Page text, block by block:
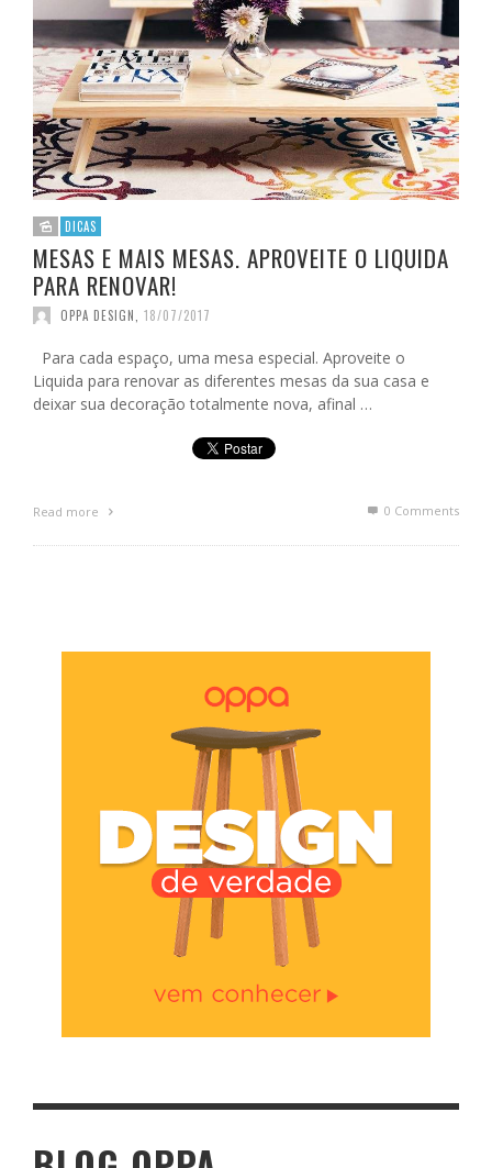
DICAS
MESAS E MAIS MESAS. APROVEITE O LIQUIDA
PARA RENOVAR!
OPPA DESIGN 18/07/2017
Para cada espaço, uma mesa especial. Aproveite o
Liquida para renovar as diferentes mesas da sua casa e
deixar sua decoração totalmente nova, afinal …
Read more 0 Comments